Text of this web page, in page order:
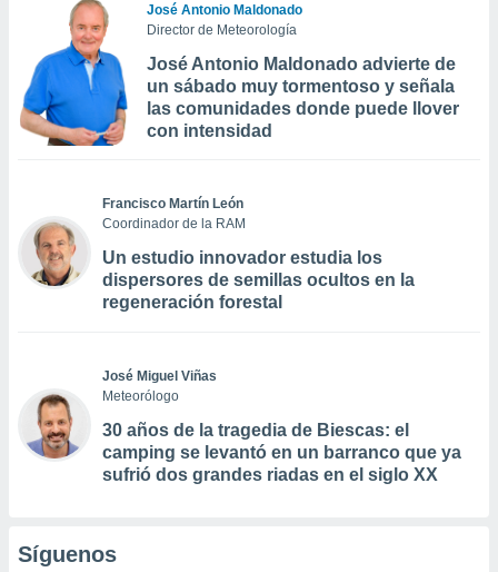
José Antonio Maldonado
Director de Meteorología
José Antonio Maldonado advierte de
un sábado muy tormentoso y señala
las comunidades donde puede llover
con intensidad
Francisco Martín León
Coordinador de la RAM
Un estudio innovador estudia los
dispersores de semillas ocultos en la
regeneración forestal
José Miguel Viñas
Meteorólogo
30 años de la tragedia de Biescas: el
camping se levantó en un barranco que ya
sufrió dos grandes riadas en el siglo XX
Síguenos